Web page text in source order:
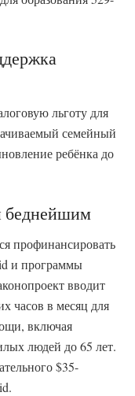
льготу для
семейный
ребёнка до
беднейшим
профинансировать
и программы
вводит
часов в месяц для
включая
людей до 65 лет.
$35-